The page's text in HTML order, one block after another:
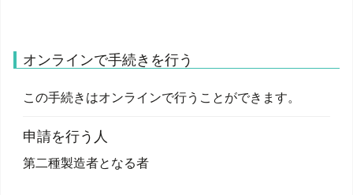
オンラインで手続きを行う
この手続きはオンラインで行うことができます。
申請を行う人
第二種製造者となる者